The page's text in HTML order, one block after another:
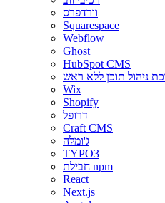
וורדפרס
Squarespace
Webflow
Ghost
HubSpot CMS
ניהול תוכן ללא ראש
Wix
Shopify
דרופל
Craft CMS
ג'ומלה
TYPO3
חבילת npm
React
Next.js